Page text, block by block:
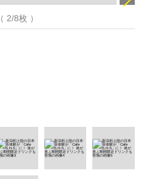
（ 2/8枚 ）